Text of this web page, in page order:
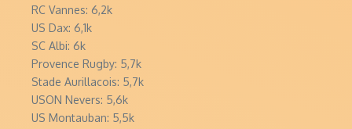
RC Vannes: 6,2k
US Dax: 6,1k
SC Albi: 6k
Provence Rugby: 5,7k
Stade Aurillacois: 5,7k
USON Nevers: 5,6k
US Montauban: 5,5k